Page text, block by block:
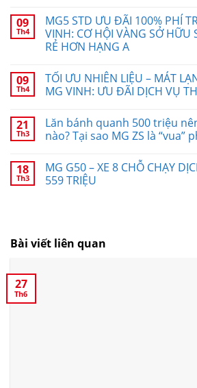
09
Th4
MG5 STD ƯU ĐÃI 100% PHÍ
VINH: CƠ HỘI VÀNG SỞ HỮU
RẺ HƠN HẠNG A
09
Th4
TỐI ƯU NHIÊN LIỆU – MÁT
MG VINH: ƯU ĐÃI DỊCH VỤ
21
Th3
Lăn bánh quanh 500 triệu
nào? Tại sao MG ZS là “vua”
18
Th3
MG G50 – XE 8 CHỖ CHẠY
559 TRIỆU
Bài viết liên quan
27
Th6